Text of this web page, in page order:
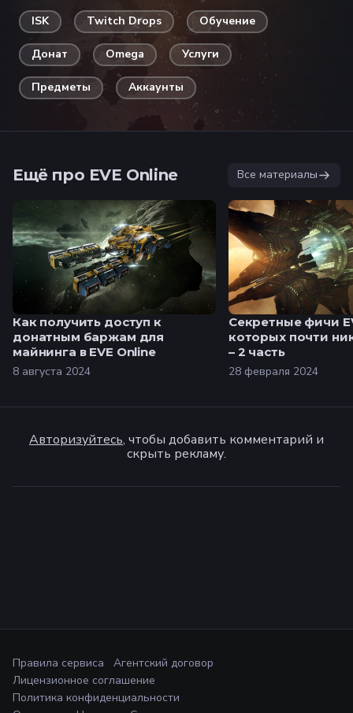
ISK Twitch Drops Обучение
Донат Omega Услуги
Предметы Аккаунты
Ещё про EVE Online Все материалы
Как получить доступ к
донатным баржам для
майнинга в EVE Online
8 августа 2024
Секретные фичи
которых почти
– 2 часть
28 февраля 2024
Авторизуйтесь, чтобы добавить комментарий и
скрыть рекламу.
Правила сервиса
Агентский договор
Лицензионное соглашение
Политика конфиденциальности